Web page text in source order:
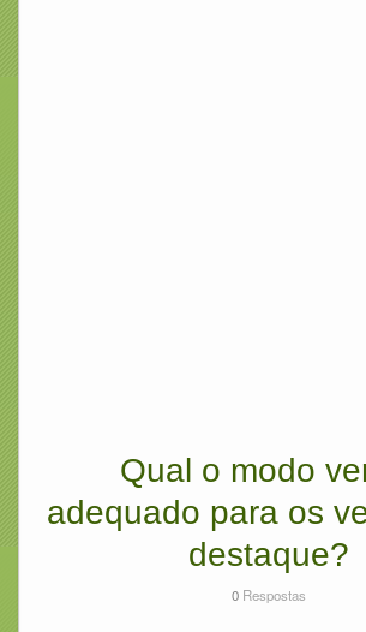
Qual o modo
adequado para os
destaque?
0 Respostas